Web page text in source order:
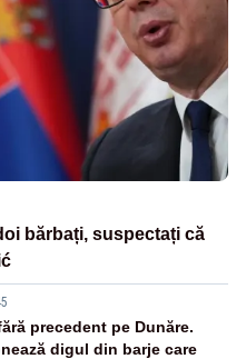
bărbați, suspectați că
precedent pe Dunăre.
digul din barje care